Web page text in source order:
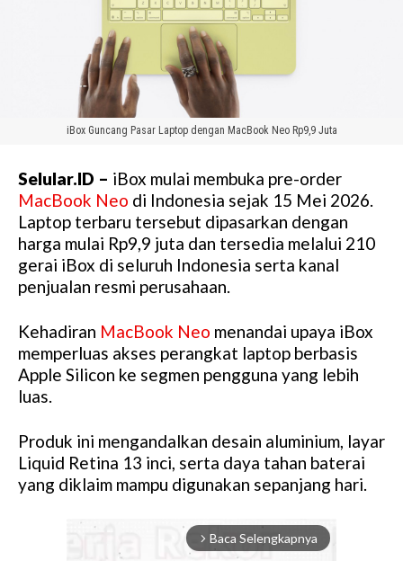
iBox Guncang Pasar Laptop dengan MacBook Neo Rp9,9 Juta
Selular.ID – iBox mulai membuka pre-order
MacBook Neo di Indonesia sejak 15 Mei 2026.
Laptop terbaru tersebut dipasarkan dengan
harga mulai Rp9,9 juta dan tersedia melalui 210
gerai iBox di seluruh Indonesia serta kanal
penjualan resmi perusahaan.
Kehadiran MacBook Neo menandai upaya iBox
memperluas akses perangkat laptop berbasis
Apple Silicon ke segmen pengguna yang lebih
luas.
Produk ini mengandalkan desain aluminium, layar
Liquid Retina 13 inci, serta daya tahan baterai
yang diklaim mampu digunakan sepanjang hari.
arrow_forward_ios Baca Selengkapnya